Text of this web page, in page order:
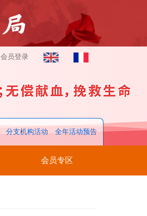
会员登录
分支机构活动 全年活动预告
会员专区